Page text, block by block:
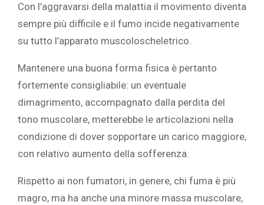
Con l’aggravarsi della malattia il movimento diventa
sempre più difficile e il fumo incide negativamente
su tutto l’apparato muscoloscheletrico.
Mantenere una buona forma fisica è pertanto
fortemente consigliabile: un eventuale
dimagrimento, accompagnato dalla perdita del
tono muscolare, metterebbe le articolazioni nella
condizione di dover sopportare un carico maggiore,
con relativo aumento della sofferenza.
Rispetto ai non fumatori, in genere, chi fuma è più
magro, ma ha anche una minore massa muscolare,